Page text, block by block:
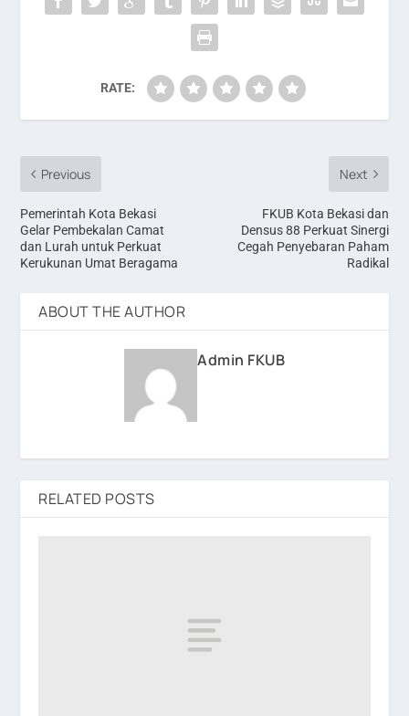
RATE:
Previous
Pemerintah Kota Bekasi
Gelar Pembekalan Camat
dan Lurah untuk Perkuat
Kerukunan Umat Beragama
Next
FKUB Kota Bekasi dan
Densus 88 Perkuat Sinergi
Cegah Penyebaran Paham
Radikal
ABOUT THE AUTHOR
Admin FKUB
RELATED POSTS